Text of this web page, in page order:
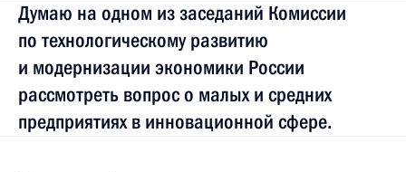
Думаю на одном из заседаний Комиссии
по технологическому развитию
и модернизации экономики России
рассмотреть вопрос о малых и средних
предприятиях в инновационной сфере.